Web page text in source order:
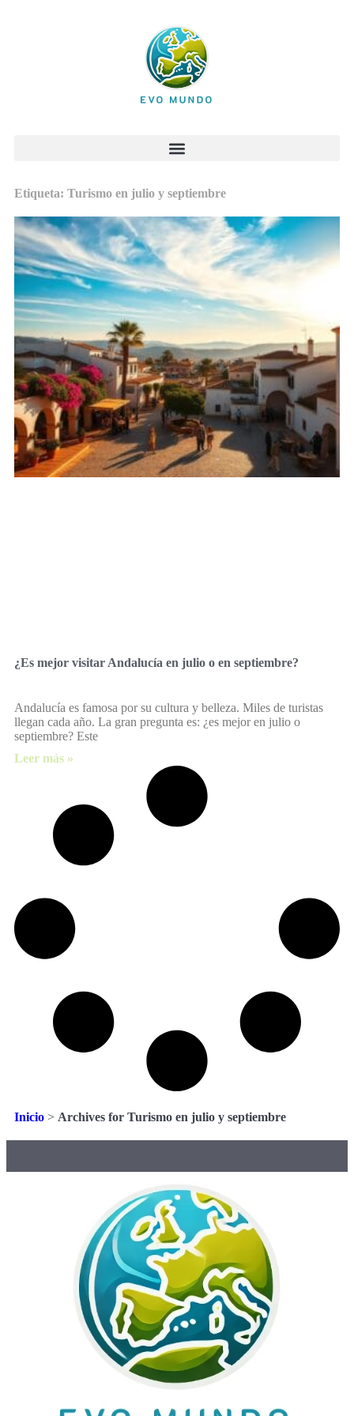
Etiqueta: Turismo en julio y septiembre
¿Es mejor visitar Andalucía en julio o en septiembre?
Andalucía es famosa por su cultura y belleza. Miles de turistas
llegan cada año. La gran pregunta es: ¿es mejor en julio o
septiembre? Este
Leer más »
Inicio > Archives for Turismo en julio y septiembre